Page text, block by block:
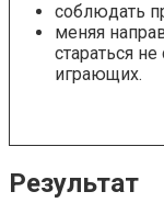
соблюдать
меняя
стараться
играющих.
Результат